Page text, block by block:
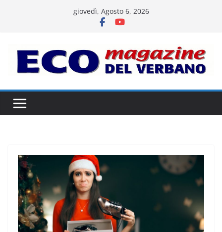
giovedì, Agosto 6, 2026